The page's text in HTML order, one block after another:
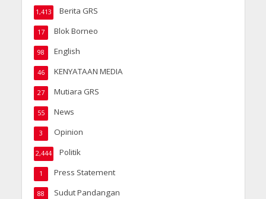
Berita GRS
1,413
Blok Borneo
17
English
98
KENYATAAN MEDIA
46
Mutiara GRS
27
News
55
Opinion
3
Politik
2,444
Press Statement
1
Sudut Pandangan
88